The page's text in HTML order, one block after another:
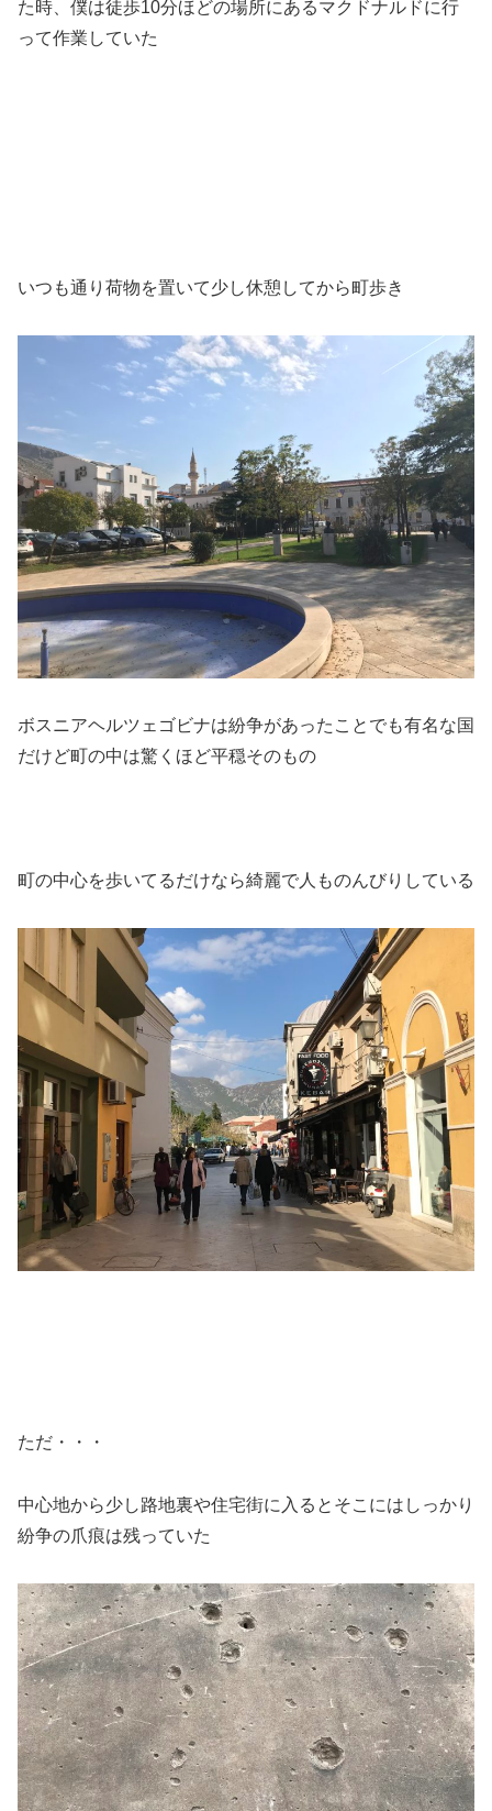
た時、僕は徒歩10分ほどの場所にあるマクドナルドに行
って作業していた
いつも通り荷物を置いて少し休憩してから町歩き
ボスニアヘルツェゴビナは紛争があったことでも有名な国
だけど町の中は驚くほど平穏そのもの
町の中心を歩いてるだけなら綺麗で人ものんびりしている
ただ・・・
中心地から少し路地裏や住宅街に入るとそこにはしっかり
紛争の爪痕は残っていた